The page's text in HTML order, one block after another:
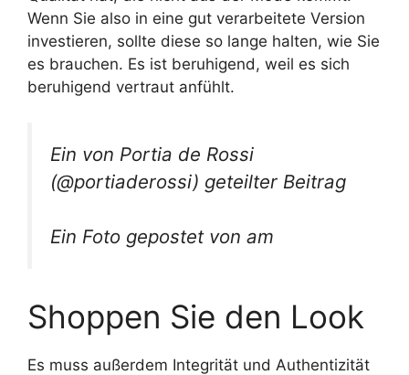
Wenn Sie also in eine gut verarbeitete Version
investieren, sollte diese so lange halten, wie Sie
es brauchen. Es ist beruhigend, weil es sich
beruhigend vertraut anfühlt.
Ein von Portia de Rossi
(@portiaderossi) geteilter Beitrag
Ein Foto gepostet von am
Shoppen Sie den Look
Es muss außerdem Integrität und Authentizität